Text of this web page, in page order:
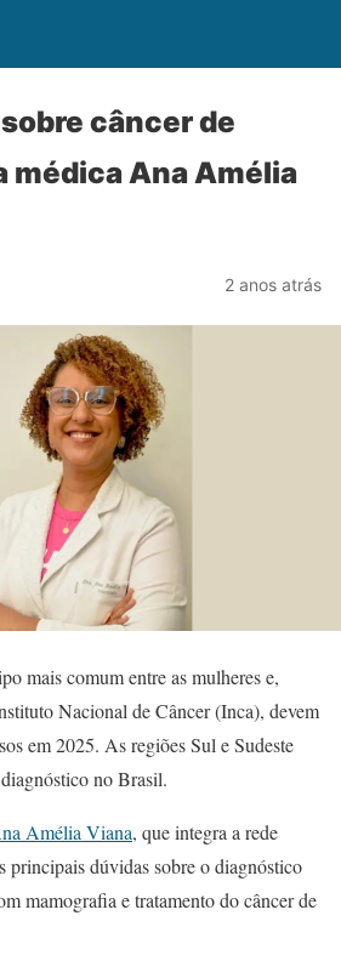
câncer de
médica Ana Amélia
2 anos atrás
mais comum entre as mulheres e,
Nacional de Câncer (Inca), devem
em 2025. As regiões Sul e Sudeste
no Brasil.
Amélia Viana, que integra a rede
principais dúvidas sobre o diagnóstico
mamografia e tratamento do câncer de